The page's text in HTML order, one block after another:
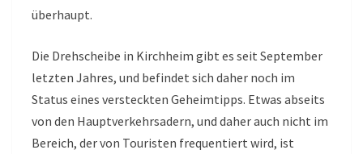
überhaupt.
Die Drehscheibe in Kirchheim gibt es seit September
letzten Jahres, und befindet sich daher noch im
Status eines versteckten Geheimtipps. Etwas abseits
von den Hauptverkehrsadern, und daher auch nicht im
Bereich, der von Touristen frequentiert wird, ist